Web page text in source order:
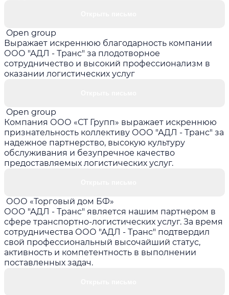
Open group
Выражает искреннюю благодарность компании
ООО "АДЛ - Транс" за плодотворное
сотрудничество и высокий профессионализм в
оказании логистических услуг
Open group
Компания ООО «СТ Групп» выражает искреннюю
признательность коллективу ООО "АДЛ - Транс" за
надежное партнерство, высокую культуру
обслуживания и безупречное качество
предоставляемых логистических услуг.
ООО «Торговый дом БФ»
ООО "АДЛ - Транс" является нашим партнером в
сфере транспортно-логистических услуг. За время
сотрудничества ООО "АДЛ - Транс" подтвердил
свой профессиональный высочайший статус,
активность и компетентность в выполнении
поставленных задач.